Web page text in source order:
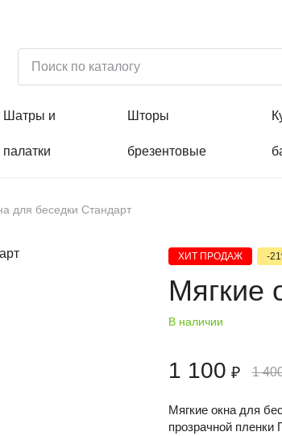
Шатры и
палатки
Шторы
брезентовые
для беседки Стандарт
ХИТ ПРОДАЖ -
Мягкие
В наличии
1 100 ₽ 1
Мягкие окна для
прозрачной пленки